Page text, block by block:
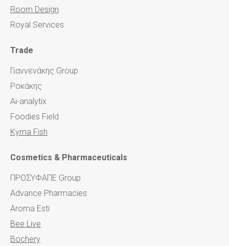
Room Design
Royal Services
Trade
Γιαννενάκης Group
Ροκάκης
Ai-analytix
Foodies Field
Kyma Fish
Cosmetics & Pharmaceuticals
ΠΡΟΣΥΦΑΠΕ Group
Advance Pharmacies
Aroma Esti
Bee Live
Bochery